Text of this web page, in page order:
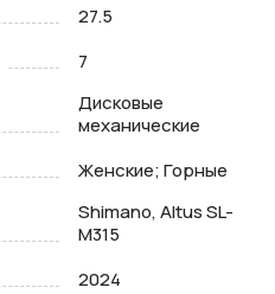
27.5
7
Дисковые
механические
Женские; Горные
Shimano, Altus SL-
M315
2024